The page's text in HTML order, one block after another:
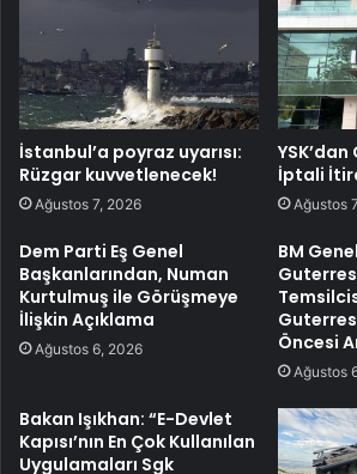
İstanbul’a poyraz uyarısı:
Rüzgar kuvvetlenecek!
Ağustos 7, 2026
YSK’dan
İptali
Ağustos
Dem Parti Eş Genel
Başkanlarından, Numan
Kurtulmuş ile Görüşmeye
İlişkin Açıklama
Ağustos 6, 2026
BM
Öncesi
Ağustos
Bakan Işıkhan: “E-Devlet
Kapısı’nın En Çok Kullanılan
Uygulamaları Sgk